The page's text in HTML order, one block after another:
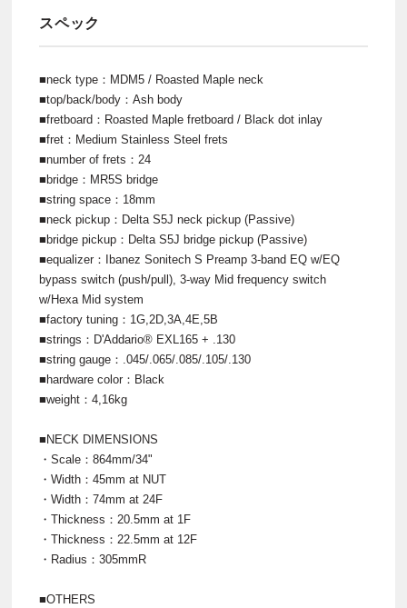
スペック
■neck type：MDM5 / Roasted Maple neck
■top/back/body：Ash body
■fretboard：Roasted Maple fretboard / Black dot inlay
■fret：Medium Stainless Steel frets
■number of frets：24
■bridge：MR5S bridge
■string space：18mm
■neck pickup：Delta S5J neck pickup (Passive)
■bridge pickup：Delta S5J bridge pickup (Passive)
■equalizer：Ibanez Sonitech S Preamp 3-band EQ w/EQ
bypass switch (push/pull), 3-way Mid frequency switch
w/Hexa Mid system
■factory tuning：1G,2D,3A,4E,5B
■strings：D'Addario® EXL165 + .130
■string gauge：.045/.065/.085/.105/.130
■hardware color：Black
■weight：4,16kg
■NECK DIMENSIONS
・Scale：864mm/34"
・Width：45mm at NUT
・Width：74mm at 24F
・Thickness：20.5mm at 1F
・Thickness：22.5mm at 12F
・Radius：305mmR
■OTHERS